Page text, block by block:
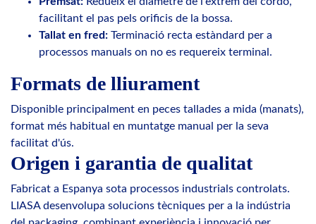
facilitant el pas pels orificis de la bossa.
Tallat en fred: Terminació recta estàndard per a
processos manuals on no es requereix terminal.
Formats de lliurament
Disponible principalment en peces tallades a mida (manats),
format més habitual en muntatge manual per la seva
facilitat d'ús.
Origen i garantia de qualitat
Fabricat a Espanya sota processos industrials controlats.
LIASA desenvolupa solucions tècniques per a la indústria